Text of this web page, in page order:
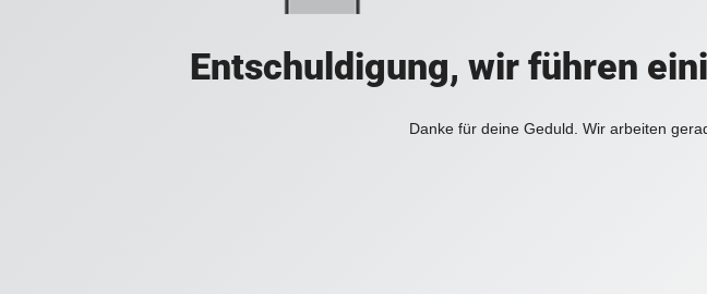
Entschuldigung, wir führen
Danke für deine Geduld. Wir arbeiten